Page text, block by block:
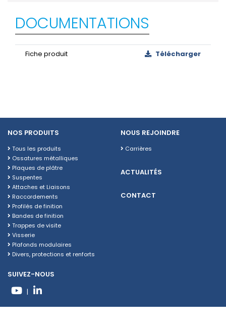
DOCUMENTATIONS
Fiche produit Télécharger
NOS PRODUITS
Tous les produits
Ossatures métalliques
Plaques de plâtre
Suspentes
Attaches et Liaisons
Raccordements
Profilés de finition
Bandes de finition
Trappes de visite
Visserie
Plafonds modulaires
Divers, protections et renforts
NOUS REJOINDRE
Carrières
ACTUALITÉS
CONTACT
SUIVEZ-NOUS
|